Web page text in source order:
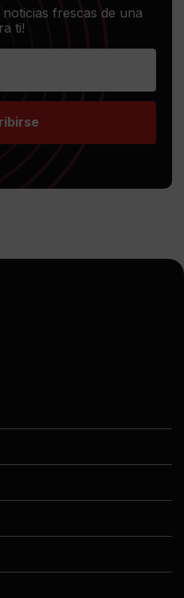
frescas de una
ti!